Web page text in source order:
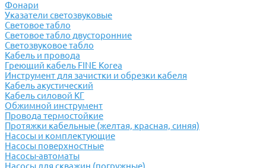
Фонари
Указатели светозвуковые
Световое табло
Световое табло двусторонние
Светозвуковое табло
Кабель и провода
Греющий кабель FINE Korea
Инструмент для зачистки и обрезки кабеля
Кабель акустический
Кабель силовой КГ
Обжимной инструмент
Провода термостойкие
Протяжки кабельные (желтая, красная, синяя)
Насосы и комплектующие
Насосы поверхностные
Насосы-автоматы
Насосы для скважин (погружные)